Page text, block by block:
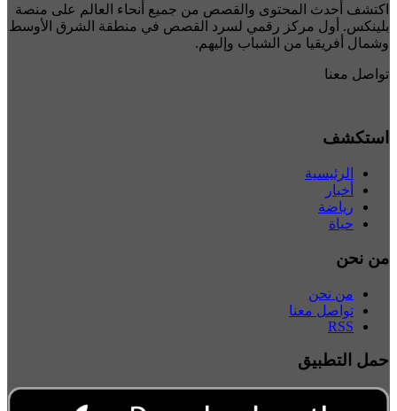
اكتشف أحدث المحتوى والقصص من جميع أنحاء العالم على منصة
بلينكس. أول مركز رقمي لسرد القصص في منطقة الشرق الأوسط
وشمال أفريقيا من الشباب وإليهم.
تواصل معنا
استكشف
الرئيسية
أخبار
رياضة
حياة
من نحن
من نحن
تواصل معنا
RSS
حمل التطبيق